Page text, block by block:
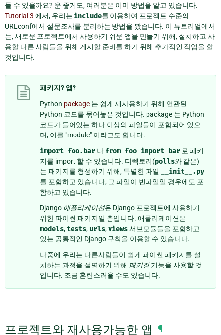
들 수 있을까요? 운 좋게도, 여러분은 이미 방법을 알고 있습니다.
Tutorial 3 에서, 우리는 include를 이용하여 프로젝트 수준의
URLconf에서 설문조사를 분리하는 방법을 봤습니다. 이 튜토리얼에서
는, 새로운 프로젝트에서 사용하기 쉬운 앱을 만들기 위해, 설치하고 사
용할 다른 사람들을 위해 게시할 준비를 하기 위해 추가적인 작업을 할
것입니다.
패키지? 앱?
Python package 는 쉽게 재사용하기 위해 연관된
Python 코드를 묶어놓은 것입니다. package 는 Python
코드가 들어있는 하나 이상의 파일들이 포함되어 있으
며, 이를 "module" 이라고도 합니다.
import foo.bar 나 from foo import bar 로 패키
지를 import 할 수 있습니다. 디렉토리(polls와 같은)
는 패키지를 형성하기 위해, 특별한 파일
__init__.py
를 포함하고 있습니다, 그 파일이 빈파일일 경우에도 포
함하고 있습니다.
Django 애플리케이션은 Django 프로젝트에 사용하기
위한 파이썬 패키지일 뿐입니다. 애플리케이션은
models,tests, urls,views서브모듈들을 포함하고
있는 공통적인 Django 규칙을 이용할 수 있습니다.
나중에 우리는 다른사람들이 쉽게 파이썬 패키지를 설
치하는 과정을 설명하기 위해 패키징기능을 사용할 것
입니다. 조금 혼란스러울 수도 있습니다.
프로젝트와 재사용가능한 앱 ¶